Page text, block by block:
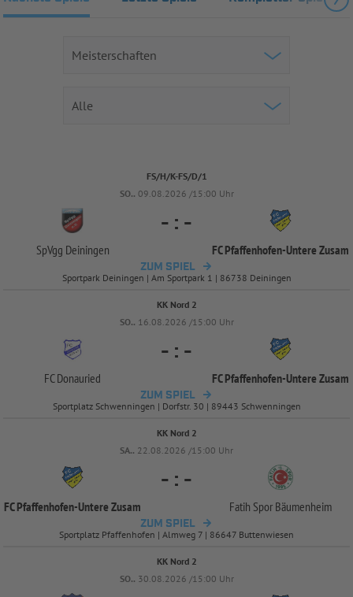
FS/H/K-FS/D/1
SO.. 09.08.2026 /15:00 Uhr
SpVgg Deiningen
- : -
FC Pfaffenhofen-Untere Zusam
ZUM SPIEL
Sportpark Deiningen | Am Sportpark 1 | 86738 Deiningen
KK Nord 2
SO.. 16.08.2026 /15:00 Uhr
FC Donauried
- : -
FC Pfaffenhofen-Untere Zusam
ZUM SPIEL
Sportplatz Schwenningen | Dorfstr. 30 | 89443 Schwenningen
KK Nord 2
SA.. 22.08.2026 /15:00 Uhr
FC Pfaffenhofen-Untere Zusam
- : -
Fatih Spor Bäumenheim
ZUM SPIEL
Sportplatz Pfaffenhofen | Almweg 7 | 86647 Buttenwiesen
KK Nord 2
SO.. 30.08.2026 /15:00 Uhr